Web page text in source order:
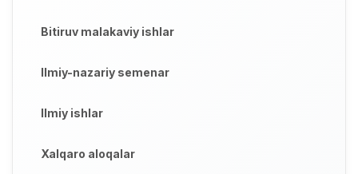
Bitiruv malakaviy ishlar
Ilmiy-nazariy semenar
Ilmiy ishlar
Xalqaro aloqalar